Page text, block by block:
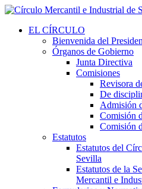
EL CÍRCULO
Bienvenida del
Órganos de Gobierno
Junta Directiva
Comisiones
Revisora
De
Admisión
Comisión
Comisión
Estatutos
Estatutos del
Sevilla
Estatutos de la
Mercantil e